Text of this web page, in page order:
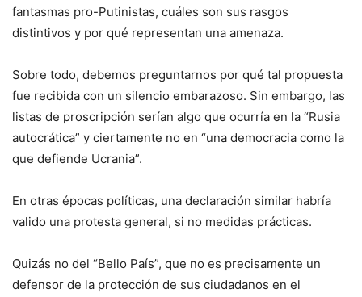
fantasmas pro-Putinistas, cuáles son sus rasgos
distintivos y por qué representan una amenaza.
Sobre todo, debemos preguntarnos por qué tal propuesta
fue recibida con un silencio embarazoso. Sin embargo, las
listas de proscripción serían algo que ocurría en la “Rusia
autocrática” y ciertamente no en “una democracia como la
que defiende Ucrania”.
En otras épocas políticas, una declaración similar habría
valido una protesta general, si no medidas prácticas.
Quizás no del “Bello País”, que no es precisamente un
defensor de la protección de sus ciudadanos en el